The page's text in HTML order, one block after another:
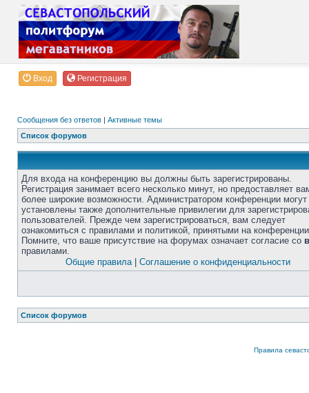
Вход Регистрация
Сообщения без ответов | Активные темы
Список форумов
Для входа на конференцию вы должны быть зарегистрированы.
Регистрация занимает всего несколько минут, но предоставляет
более широкие возможности. Администратором конференции
установлены также дополнительные привилегии для
пользователей. Прежде чем зарегистрироваться, вам следует
ознакомиться с правилами и политикой, принятыми на
Помните, что ваше присутствие на форумах означает согласие со
правилами.
Общие правила| Соглашение о конфиденциальности
Список форумов
Правила